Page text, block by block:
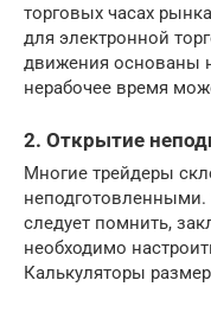
торговых часах
для электронной
движения основаны
нерабочее время
2. Открытие
Многие трейдеры
следует помнить,
необходимо
Калькуляторы